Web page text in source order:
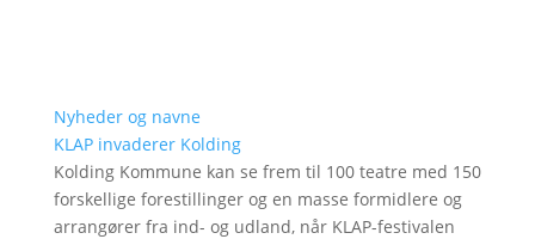
Nyheder og navne
KLAP invaderer Kolding
Kolding Kommune kan se frem til 100 teatre med 150
forskellige forestillinger og en masse formidlere og
arrangører fra ind- og udland, når KLAP-festivalen